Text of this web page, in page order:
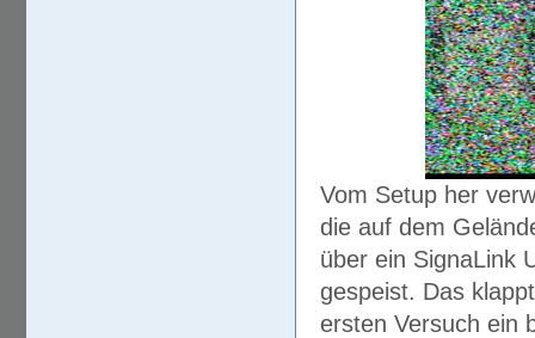
Vom Setup her
die auf dem
über ein SignaLink
gespeist. Das
ersten Versuch ein